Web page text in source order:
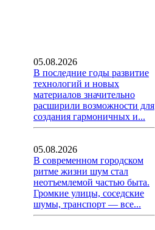
05.08.2026
В последние годы развитие
технологий и новых
материалов значительно
расширили возможности для
создания гармоничных и...
05.08.2026
В современном городском
ритме жизни шум стал
неотъемлемой частью быта.
Громкие улицы, соседские
шумы, транспорт — все...